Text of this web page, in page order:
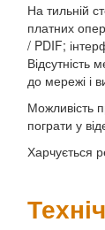
На тильній
платних
/ PDIF;
Відсутність
до мережі і
Можливість
пограти у
Харчується